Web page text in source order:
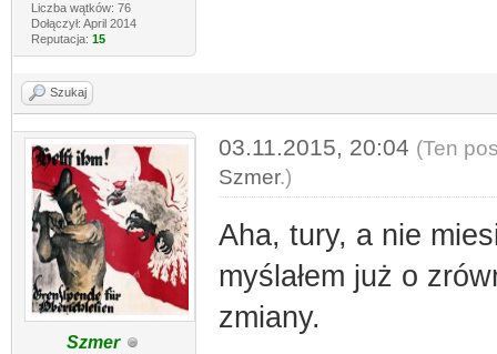
Liczba wątków: 76
Dołączył: April 2014
Reputacja: 15
Szukaj
Szmer
03.11.2015, 20:04 (Ten
Szmer.)
Aha, tury, a nie
myślałem już o
zmiany.